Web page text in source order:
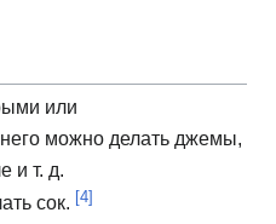
или
можно делать джемы,
и т. д.
сок. [4]